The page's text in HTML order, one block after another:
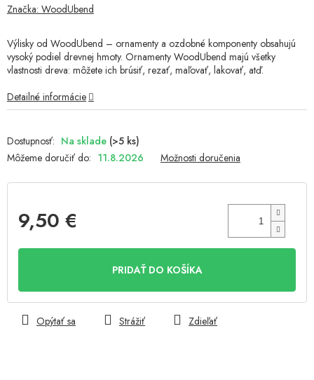
Na sklade (>5 ks)
Môžeme doručiť do: 11.8.2026 Možnosti doručenia
9,50 €
PRIDAŤ DO KOŠÍKA
Výlisky od WoodUbend – ornamenty a ozdobné komponenty obsahujú
vysoký podiel drevnej hmoty. Ornamenty WoodUbend majú všetky
vlastnosti dreva: môžete ich brúsiť, rezať, maľovať, lakovať, atď.
Detailné informácie
Opýtať sa Strážiť Zdieľať
produktu
z
5
hviezdičiek.
Značka: WoodUbend